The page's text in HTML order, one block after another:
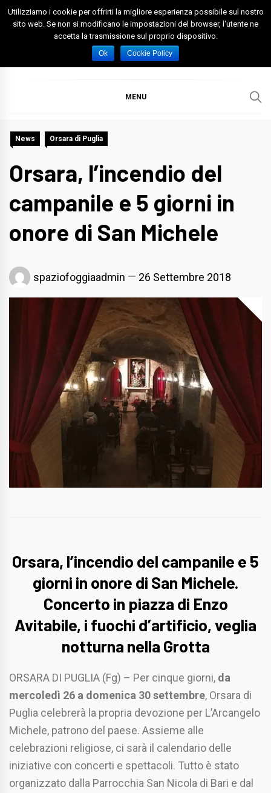
Skip
Spazio Foggia
Foggia News Calcio Eventi e Attività nella Capitanata
MENU
News Orsara di Puglia
Orsara, l’incendio del
campanile e 5 giorni in
onore di San Michele
spaziofoggiaadmin 26 Settembre 2018
Orsara, l’incendio del campanile e 5
giorni in onore di San Michele.
Concerto in piazza di Enzo
Avitabile, i fuochi d’artificio, veglia
notturna nella Grotta
ORSARA DI PUGLIA (Fg) – Per cinque giorni, da
mercoledì 26 a domenica 30 settembre, Orsara di
Puglia celebrerà la propria devozione per L’Arcangelo
Michele, patrono del paese. Assieme alle
celebrazioni religiose, ci sarà il calendario delle
iniziative con concerti e spettacoli. Tutto è stato
organizzato dalla Parrocchia San Nicola di Bari e dal
Utilizziamo i cookie per offrirti la migliore esperienza possibile sul nostro
sito web. Se non si modificano le impostazioni del browser, l'utente ne
accetta la trasmissione sul proprio dispositivo.
Ok Cookie Policy